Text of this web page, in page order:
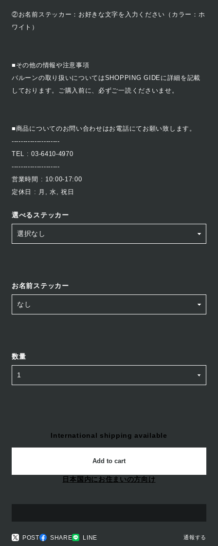
②お名前ステッカー：お好きな文字を入力ください（カラー：ホ
ワイト）
■その他の情報や注意事項
バルーンの取り扱いについてはSHOPPING GIDEに詳細を記載
しております。ご購入前に、必ずご一読くださいませ。
■商品についてのお問い合わせはお電話にてお願い致します。
---------------------
TEL : 03-6410-4970
---------------------
営業時間 : 10:00-17:00
定休日 : 月, 水, 祝日
選べるステッカー
お名前ステッカー
数量
International shipping available
Add to cart
日本国内にお住まいの方向け
POST SHARE LINE 通報する